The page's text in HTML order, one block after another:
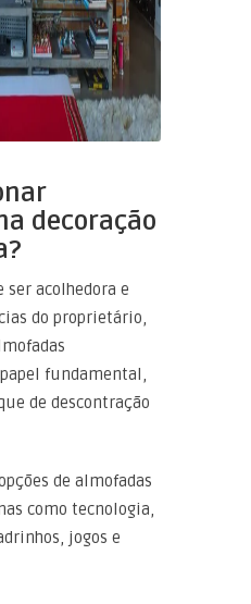
decoração
ser acolhedora e
do proprietário,
fundamental,
de descontração
de almofadas
como tecnologia,
jogos e